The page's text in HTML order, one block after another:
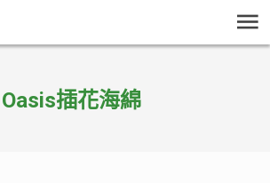
Oasis插花海綿